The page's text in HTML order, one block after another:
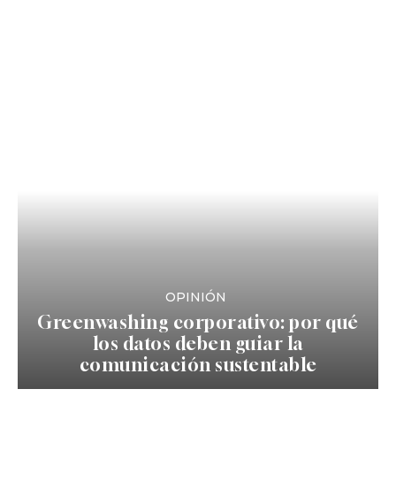
OPINIÓN
Greenwashing corporativo: por qué
los datos deben guiar la
comunicación sustentable